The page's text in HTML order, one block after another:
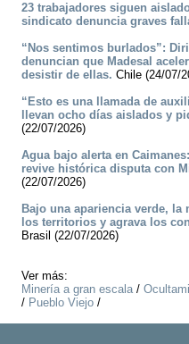
23 trabajadores siguen
sindicato denuncia graves
“Nos sentimos burlados”:
denuncian que Madesal
desistir de ellas. Chile (24/07/
“Esto es una llamada de
llevan ocho días aislados y
(22/07/2026)
Agua bajo alerta en
revive histórica disputa con
(22/07/2026)
Bajo una apariencia verde, la
los territorios y agrava los
Brasil (22/07/2026)
Ver más:
Minería a gran escala/
/ Pueblo Viejo /